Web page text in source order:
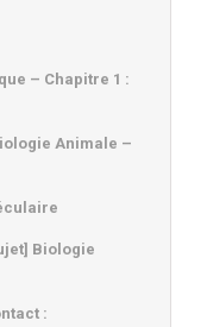
– Chapitre 1 :
Animale –
Biologie
: